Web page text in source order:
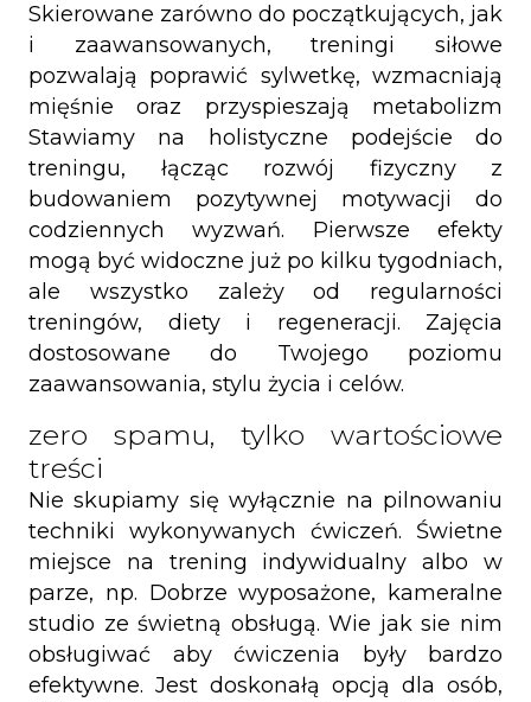
Skierowane zarówno do początkujących, jak
i zaawansowanych, treningi siłowe
pozwalają poprawić sylwetkę, wzmacniają
mięśnie oraz przyspieszają metabolizm
Stawiamy na holistyczne podejście do
treningu, łącząc rozwój fizyczny z
budowaniem pozytywnej motywacji do
codziennych wyzwań. Pierwsze efekty
mogą być widoczne już po kilku tygodniach,
ale wszystko zależy od regularności
treningów, diety i regeneracji. Zajęcia
dostosowane do Twojego poziomu
zaawansowania, stylu życia i celów.
zero spamu, tylko wartościowe
treści
Nie skupiamy się wyłącznie na pilnowaniu
techniki wykonywanych ćwiczeń. Świetne
miejsce na trening indywidualny albo w
parze, np. Dobrze wyposażone, kameralne
studio ze świetną obsługą. Wie jak sie nim
obsługiwać aby ćwiczenia były bardzo
efektywne. Jest doskonałą opcją dla osób,